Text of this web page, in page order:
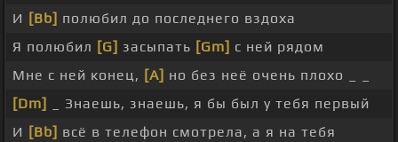
И [Bb] полюбил до последнего вздоха
Я полюбил [G] засыпать [Gm] с ней рядом
Мне с ней конец, [A] но без неё очень плохо _ _
[Dm]
_ Знаешь, знаешь, я бы был у тебя первый
И [Bb] всё в телефон смотрела, а я на тебя